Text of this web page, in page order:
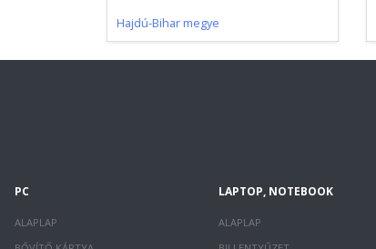
Hajdú-Bihar megye
PC
ALAPLAP
LAPTOP, NOTEBOOK
ALAPLAP